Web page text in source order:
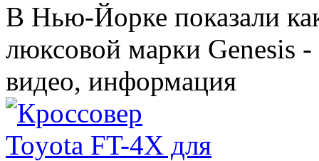
В Нью-Йорке показали
люксовой марки Genesis
видео, информация